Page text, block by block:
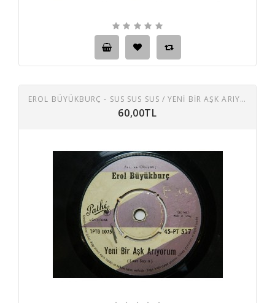
EROL BÜYÜKBURÇ - SUS SUS SUS / YENI BIR AŞK ARIYORUM
60,00TL